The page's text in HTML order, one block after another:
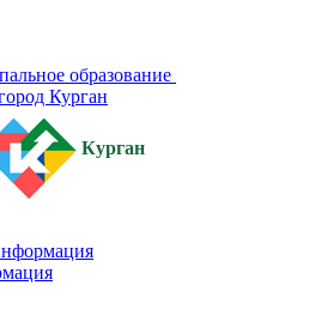
образование
Курган
Курган